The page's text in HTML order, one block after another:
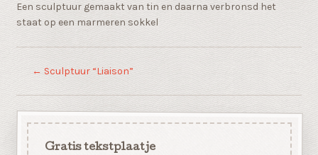
Een sculptuur gemaakt van tin en daarna verbronsd het
staat op een marmeren sokkel
← Sculptuur “Liaison”
Gratis tekstplaatje